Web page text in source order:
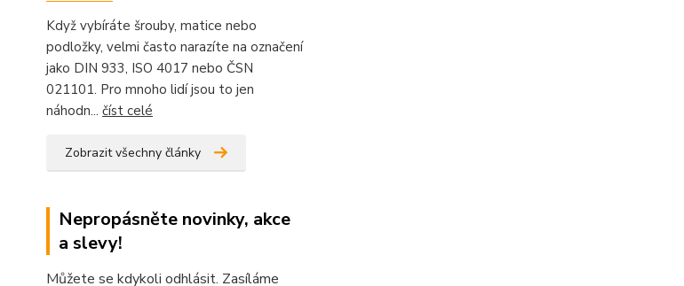
Když vybíráte šrouby, matice nebo
podložky, velmi často narazíte na označení
jako DIN 933, ISO 4017 nebo ČSN
021101. Pro mnoho lidí jsou to jen
náhodn... číst celé
Zobrazit všechny články
Nepropásněte novinky, akce
a slevy!
Můžete se kdykoli odhlásit. Zasíláme